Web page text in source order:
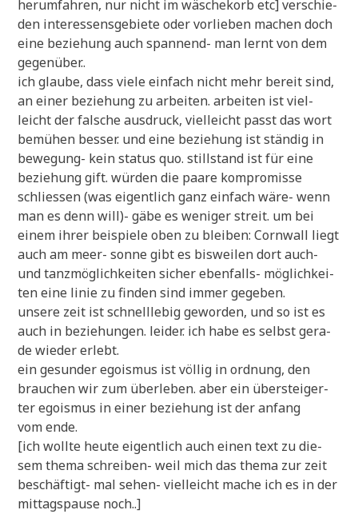
her­um­fah­ren, nur nicht im wäsche­korb etc] ver­schie­
den inter­es­sens­ge­bie­te oder vor­lie­ben machen doch
eine bezie­hung auch span­nend- man lernt von dem
gegenüber..
ich glau­be, dass vie­le ein­fach nicht mehr bereit sind,
an einer bezie­hung zu arbei­ten. arbei­ten ist viel­
leicht der fal­sche aus­druck, viel­leicht passt das wort
bemü­hen bes­ser. und eine bezie­hung ist stän­dig in
bewe­gung- kein sta­tus quo. still­stand ist für eine
bezie­hung gift. wür­den die paa­re kom­pro­mis­se
schlie­ssen (was eigent­lich ganz ein­fach wäre- wenn
man es denn will)- gäbe es weni­ger streit. um bei
einem ihrer bei­spie­le oben zu blei­ben: Corn­wall liegt
auch am meer- son­ne gibt es bis­wei­len dort auch-
und tanz­mög­lich­kei­ten sicher eben­falls- mög­lich­kei­
ten eine linie zu fin­den sind immer gegeben.
unse­re zeit ist schnelllebig gewor­den, und so ist es
auch in bezie­hun­gen. lei­der. ich habe es selbst gera­
de wie­der erlebt.
ein gesun­der ego­is­mus ist völ­lig in ord­nung, den
brau­chen wir zum über­le­ben. aber ein über­stei­ger­
ter ego­is­mus in einer bezie­hung ist der anfang
vom ende.
[ich woll­te heu­te eigent­lich auch einen text zu die­
sem the­ma schrei­ben- weil mich das the­ma zur zeit
beschäf­tigt- mal sehen- viel­leicht mache ich es in der
mit­tags­pau­se noch..]